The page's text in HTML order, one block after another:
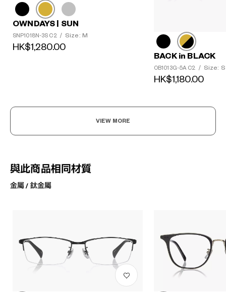
OWNDAYS | SUN
SNP1018N-3S C2 / Size: M
HK$1,280.00
BACK in BLACK
OB1013G-5A C2 / Size: S
HK$1,180.00
VIEW MORE
與此商品相同材質
金屬 / 鈦金屬